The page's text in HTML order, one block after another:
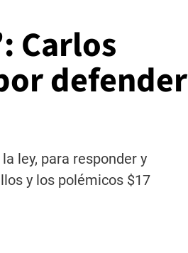
Carlos
defender
ley, para responder y
y los polémicos $17